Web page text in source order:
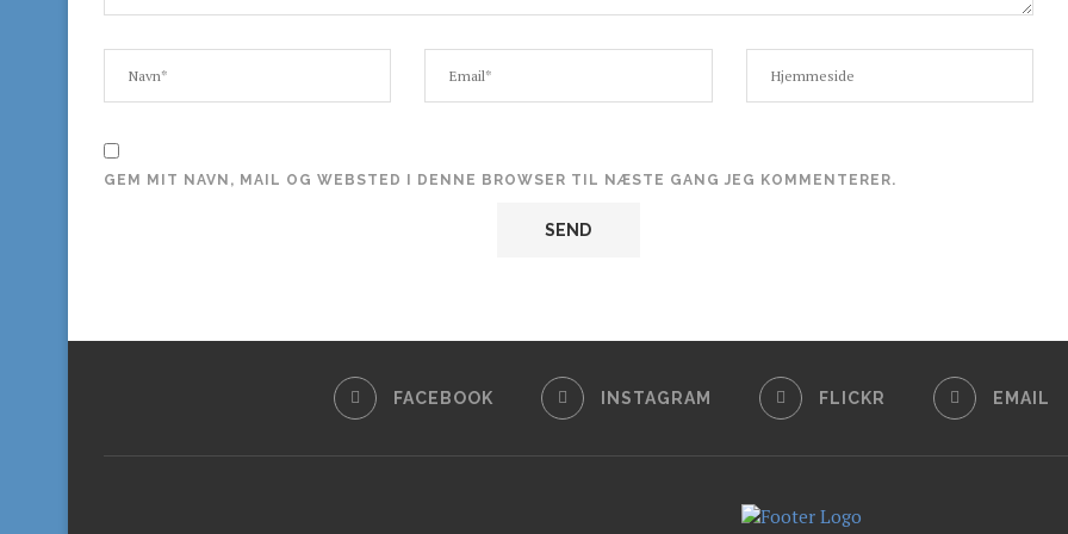
GEM MIT NAVN, MAIL OG WEBSTED I DENNE BROWSER TIL NÆSTE GANG JEG KOMMENTERER.
FACEBOOK INSTAGRAM FLICKR EMAIL